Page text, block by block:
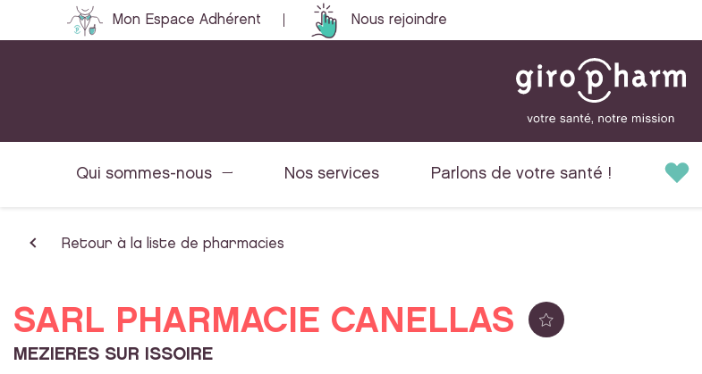
Mon Espace Adhérent Nous rejoindre
Qui sommes-nous Nos services Parlons de votre santé !
Retour à la liste de pharmacies
SARL PHARMACIE CANELLAS
MEZIERES SUR ISSOIRE